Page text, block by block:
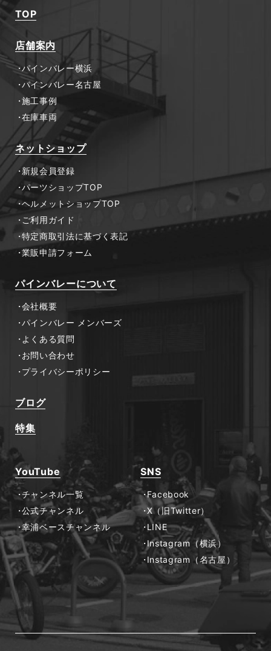
TOP
店舗案内
パインバレー横浜
パインバレー名古屋
施工事例
在庫車両
ネットショップ
新規会員登録
パーツショップTOP
ヘルメットショップTOP
ご利用ガイド
特定商取引法に基づく表記
業販申請フォーム
パインバレーについて
会社概要
パインバレー メンバーズ
よくある質問
お問い合わせ
プライバシーポリシー
ブログ
特集
YouTube
チャンネル一覧
公式チャンネル
幸浦ベースチャンネル
SNS
Facebook
X（旧Twitter）
LINE
Instagram（横浜）
Instagram（名古屋）